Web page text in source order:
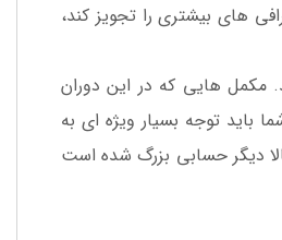
های بیشتری را تجویز کند،
تزریق را بین هفته 28 تا 34 بارداری انجام دهید. مکمل هایی که در این دوران
توجه بسیار ویژه ای به
دیگر حسابی بزرگ شده است